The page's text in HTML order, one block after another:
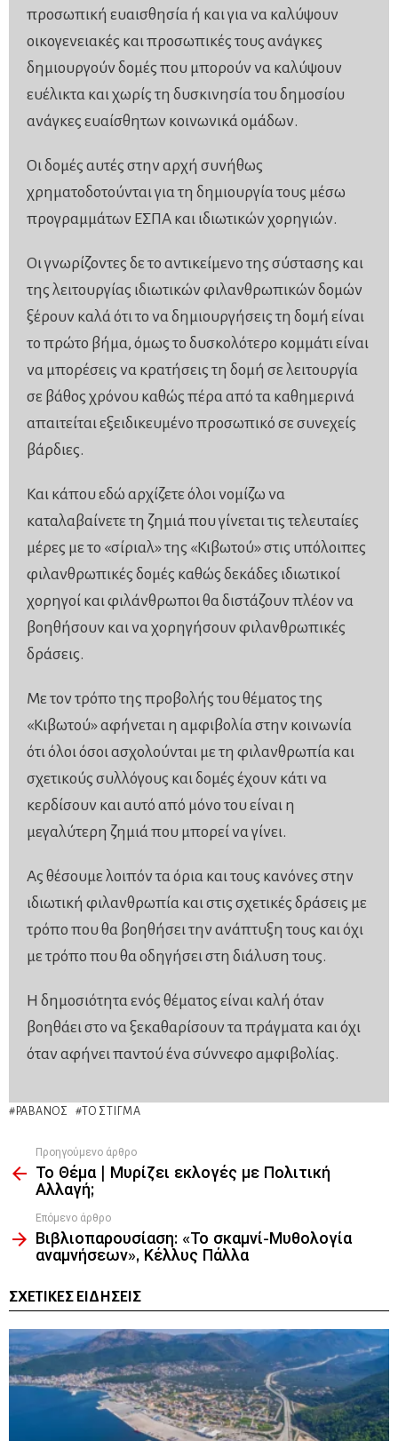
προσωπική ευαισθησία ή και για να καλύψουν
οικογενειακές και προσωπικές τους ανάγκες
δημιουργούν δομές που μπορούν να καλύψουν
ευέλικτα και χωρίς τη δυσκινησία του δημοσίου
ανάγκες ευαίσθητων κοινωνικά ομάδων.
Οι δομές αυτές στην αρχή συνήθως
χρηματοδοτούνται για τη δημιουργία τους μέσω
προγραμμάτων ΕΣΠΑ και ιδιωτικών χορηγιών.
Οι γνωρίζοντες δε το αντικείμενο της σύστασης και
της λειτουργίας ιδιωτικών φιλανθρωπικών δομών
ξέρουν καλά ότι το να δημιουργήσεις τη δομή είναι
το πρώτο βήμα, όμως το δυσκολότερο κομμάτι είναι
να μπορέσεις να κρατήσεις τη δομή σε λειτουργία
σε βάθος χρόνου καθώς πέρα από τα καθημερινά
απαιτείται εξειδικευμένο προσωπικό σε συνεχείς
βάρδιες.
Και κάπου εδώ αρχίζετε όλοι νομίζω να
καταλαβαίνετε τη ζημιά που γίνεται τις τελευταίες
μέρες με το «σίριαλ» της «Κιβωτού» στις υπόλοιπες
φιλανθρωπικές δομές καθώς δεκάδες ιδιωτικοί
χορηγοί και φιλάνθρωποι θα διστάζουν πλέον να
βοηθήσουν και να χορηγήσουν φιλανθρωπικές
δράσεις.
Με τον τρόπο της προβολής του θέματος της
«Κιβωτού» αφήνεται η αμφιβολία στην κοινωνία
ότι όλοι όσοι ασχολούνται με τη φιλανθρωπία και
σχετικούς συλλόγους και δομές έχουν κάτι να
κερδίσουν και αυτό από μόνο του είναι η
μεγαλύτερη ζημιά που μπορεί να γίνει.
Ας θέσουμε λοιπόν τα όρια και τους κανόνες στην
ιδιωτική φιλανθρωπία και στις σχετικές δράσεις με
τρόπο που θα βοηθήσει την ανάπτυξη τους και όχι
με τρόπο που θα οδηγήσει στη διάλυση τους.
Η δημοσιότητα ενός θέματος είναι καλή όταν
βοηθάει στο να ξεκαθαρίσουν τα πράγματα και όχι
όταν αφήνει παντού ένα σύννεφο αμφιβολίας.
ΡΑΒΑΝΌΣ ΤΟ ΣΤΊΓΜΑ
more
Προηγούμενο άρθρο
Το Θέμα | Μυρίζει εκλογές με Πολιτική
Αλλαγή;
Επόμενο άρθρο
Βιβλιοπαρουσίαση: «Το σκαμνί-Μυθολογία
αναμνήσεων», Κέλλυς Πάλλα
ΣΧΕΤΙΚΈΣ ΕΙΔΉΣΕΙΣ